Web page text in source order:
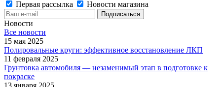
Первая рассылка
Новости магазина
Новости
Все новости
15 мая 2025
Полировальные круги: эффективное восстановление ЛКП
11 февраля 2025
Грунтовка автомобиля — незаменимый этап в подготовке к
покраске
13 января 2025